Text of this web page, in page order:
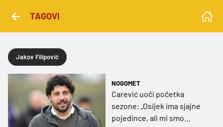
TAGOVI
Jakov Filipović
NOGOMET
Carević uoči početka
sezone: „Osijek ima sjajne
pojedince, ali mi smo